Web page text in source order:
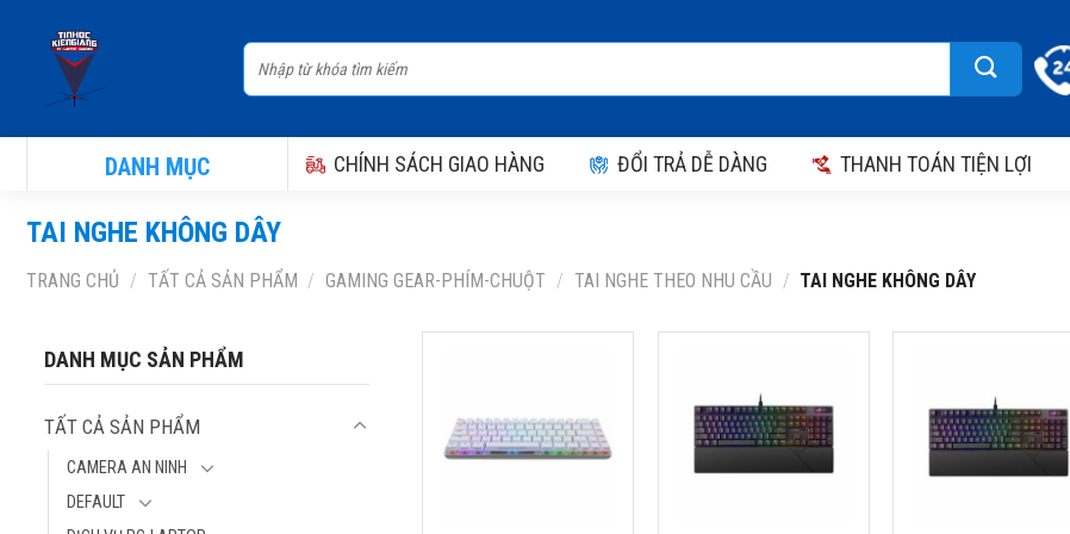
Tìm
kiếm:
DANH MỤC CHÍNH SÁCH GIAO HÀNG ĐỔI TRẢ DỄ DÀNG THANH TOÁN TIỆN LỢI
TAI NGHE KHÔNG DÂY
TRANG CHỦ / TẤT CẢ SẢN PHẨM / GAMING GEAR-PHÍM-CHUỘT / TAI NGHE THEO NHU CẦU / TAI NGHE KHÔNG DÂY
DANH MỤC SẢN PHẨM
TẤT CẢ SẢN PHẨM
CAMERA AN NINH
DEFAULT
ROG NX, PBT,
ĐEN/TRẮNG)
SNOW SW (90MP036A-
BKUA00)
(90MP0350-BKUA00)
Thương hiệu: ASUS